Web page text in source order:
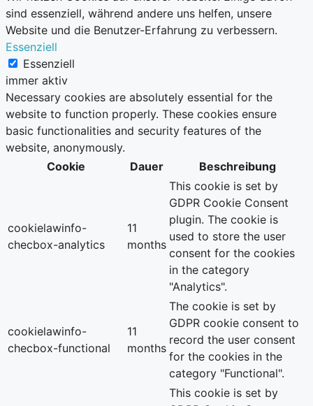
sind essenziell, während andere uns helfen, unsere
Website und die Benutzer-Erfahrung zu verbessern.
Essenziell
Essenziell
immer aktiv
Necessary cookies are absolutely essential for the
website to function properly. These cookies ensure
basic functionalities and security features of the
website, anonymously.
Cookie
Dauer Beschreibung
cookielawinfo-
checbox-analytics
11
months
This cookie is set by
GDPR Cookie Consent
plugin. The cookie is
used to store the user
consent for the cookies
in the category
"Analytics".
cookielawinfo-
checbox-functional
11
months
The cookie is set by
GDPR cookie consent to
record the user consent
for the cookies in the
category "Functional".
This cookie is set by